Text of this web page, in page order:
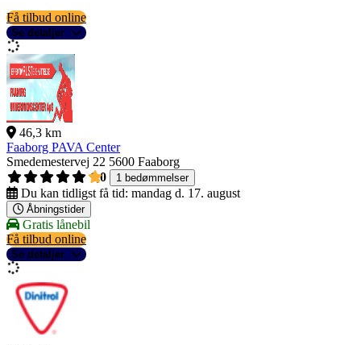
Få tilbud online
Se detaljer
46,3 km
Faaborg PAVA Center
Smedemestervej 22 5600 Faaborg
1,0
1 bedømmelser
Du kan tidligst få tid: mandag d. 17. august
Åbningstider
Gratis lånebil
Få tilbud online
Se detaljer